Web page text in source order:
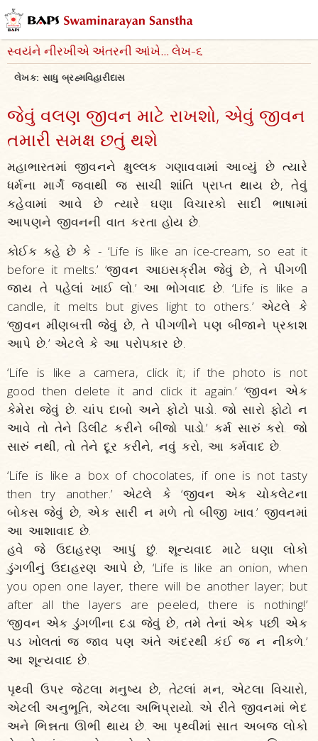
સ્વયંને નીરખીએ અંતરની આંખે... લેખ-૬
લેખક: સાધુ બ્રહ્મવિહારીદાસ
જેવું વલણ જીવન માટે રાખશો, એવું જીવન
તમારી સમક્ષ છતું થશે
મહાભારતમાં જીવનને ક્ષુલ્લક ગણાવવામાં આવ્યું છે ત્યારે
ધર્મના માર્ગે જવાથી જ સાચી શાંતિ પ્રાપ્ત થાય છે, તેવું
કહેવામાં આવે છે ત્યારે ઘણા વિચારકો સાદી ભાષામાં
આપણને જીવનની વાત કરતા હોય છે.
કોઈક કહે છે કે - ‘Life is like an ice-cream, so eat it
before it melts.’ ‘જીવન આઇસક્રીમ જેવું છે, તે પીગળી
જાય તે પહેલાં ખાઈ લો.’ આ ભોગવાદ છે. ‘Life is like a
candle, it melts but gives light to others.’ એટલે કે
‘જીવન મીણબત્તી જેવું છે, તે પીગળીને પણ બીજાને પ્રકાશ
આપે છે.’ એટલે કે આ પરોપકાર છે.
‘Life is like a camera, click it; if the photo is not
good then delete it and click it again.’ ‘જીવન એક
કેમેરા જેવું છે. ચાંપ દાબો અને ફોટો પાડો. જો સારો ફોટો ન
આવે તો તેને ડિલીટ કરીને બીજો પાડો.’ કર્મ સારું કરો. જો
સારું નથી, તો તેને દૂર કરીને, નવું કરો, આ કર્મવાદ છે.
‘Life is like a box of chocolates, if one is not tasty
then try another.’ એટલે કે ‘જીવન એક ચોકલેટના
બોક્સ જેવું છે, એક સારી ન મળે તો બીજી ખાવ.’ જીવનમાં
આ આશાવાદ છે.
હવે જે ઉદાહરણ આપું છું. શૂન્યવાદ માટે ઘણા લોકો
ડુંગળીનું ઉદાહરણ આપે છે, ‘Life is like an onion, when
you open one layer, there will be another layer; but
after all the layers are peeled, there is nothing!’
‘જીવન એક ડુંગળીના દડા જેવું છે, તમે તેનાં એક પછી એક
પડ ખોલતાં જ જાવ પણ અંતે અંદરથી કંઈ જ ન નીકળે.’
આ શૂન્યવાદ છે.
પૃથ્વી ઉપર જેટલા મનુષ્ય છે, તેટલાં મન, એટલા વિચારો,
એટલી અનુભૂતિ, એટલા અભિપ્રાયો. એ રીતે જીવનમાં ભેદ
અને ભિન્નતા ઊભી થાય છે. આ પૃથ્વીમાં સાત અબજ લોકો